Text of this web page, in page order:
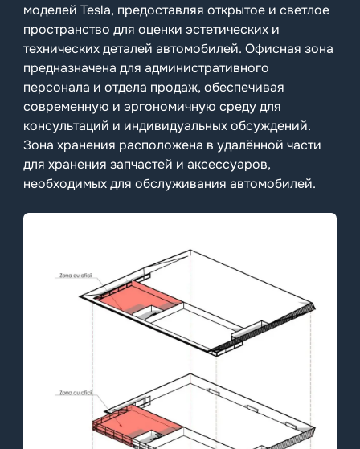
моделей Tesla, предоставляя открытое и светлое
пространство для оценки эстетических и
технических деталей автомобилей. Офисная зона
предназначена для административного
персонала и отдела продаж, обеспечивая
современную и эргономичную среду для
консультаций и индивидуальных обсуждений.
Зона хранения расположена в удалённой части
для хранения запчастей и аксессуаров,
необходимых для обслуживания автомобилей.